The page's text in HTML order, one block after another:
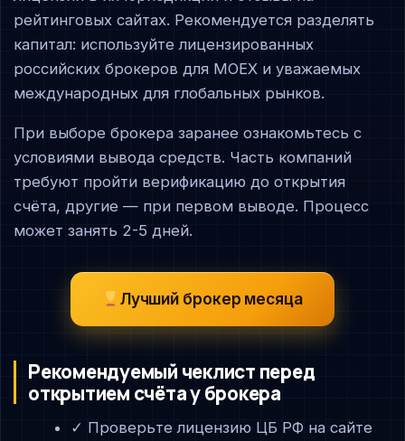
рейтинговых сайтах. Рекомендуется разделять
капитал: используйте лицензированных
российских брокеров для MOEX и уважаемых
международных для глобальных рынков.
При выборе брокера заранее ознакомьтесь с
условиями вывода средств. Часть компаний
требуют пройти верификацию до открытия
счёта, другие — при первом выводе. Процесс
может занять 2-5 дней.
Лучший брокер месяца
Рекомендуемый чеклист перед
открытием счёта у брокера
✓ Проверьте лицензию ЦБ РФ на сайте